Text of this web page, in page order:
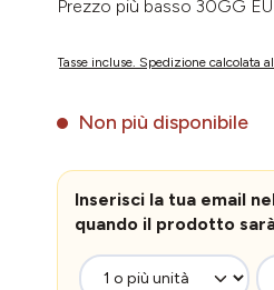
Prezzo più basso 30GG
Tasse incluse. Spedizione calcolata
Non più disponibile
Inserisci la tua email
quando il prodotto